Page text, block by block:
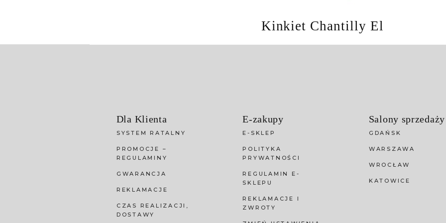
Kinkiet Chantilly El
Dla Klienta
SYSTEM RATALNY
PROMOCJE –
REGULAMINY
GWARANCJA
REKLAMACJE
CZAS REALIZACJI,
DOSTAWY
E-zakupy
E-SKLEP
POLITYKA
PRYWATNOŚCI
REGULAMIN E-
SKLEPU
REKLAMACJE I
ZWROTY
Salony sprzedaży
GDAŃSK
WARSZAWA
WROCŁAW
KATOWICE